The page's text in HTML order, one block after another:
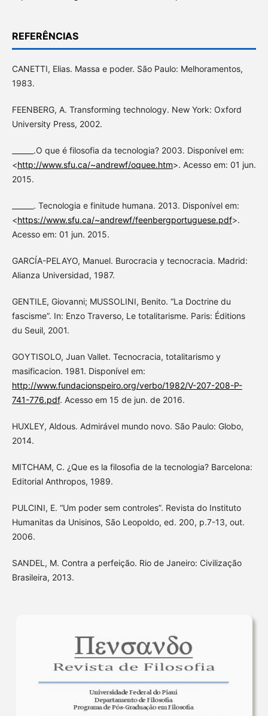
REFERÊNCIAS
CANETTI, Elias. Massa e poder. São Paulo: Melhoramentos,
1983.
FEENBERG, A. Transforming technology. New York: Oxford
University Press, 2002.
______.O que é filosofia da tecnologia? 2003. Disponível em:
<http://www.sfu.ca/~andrewf/oquee.htm>. Acesso em: 01 jun.
2015.
______. Tecnologia e finitude humana. 2013. Disponível em:
<https://www.sfu.ca/~andrewf/feenbergportuguese.pdf>.
Acesso em: 01 jun. 2015.
GARCÍA-PELAYO, Manuel. Burocracia y tecnocracia. Madrid:
Alianza Universidad, 1987.
GENTILE, Giovanni; MUSSOLINI, Benito. “La Doctrine du
fascisme”. In: Enzo Traverso, Le totalitarisme. Paris: Éditions
du Seuil, 2001.
GOYTISOLO, Juan Vallet. Tecnocracia, totalitarismo y
masificacion. 1981. Disponível em:
http://www.fundacionspeiro.org/verbo/1982/V-207-208-P-
741-776.pdf. Acesso em 15 de jun. de 2016.
HUXLEY, Aldous. Admirável mundo novo. São Paulo: Globo,
2014.
MITCHAM, C. ¿Que es la filosofia de la tecnologia? Barcelona:
Editorial Anthropos, 1989.
PULCINI, E. “Um poder sem controles”. Revista do Instituto
Humanitas da Unisinos, São Leopoldo, ed. 200, p.7-13, out.
2006.
SANDEL, M. Contra a perfeição. Rio de Janeiro: Civilização
Brasileira, 2013.